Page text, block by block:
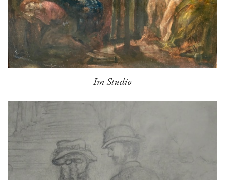
Im Studio